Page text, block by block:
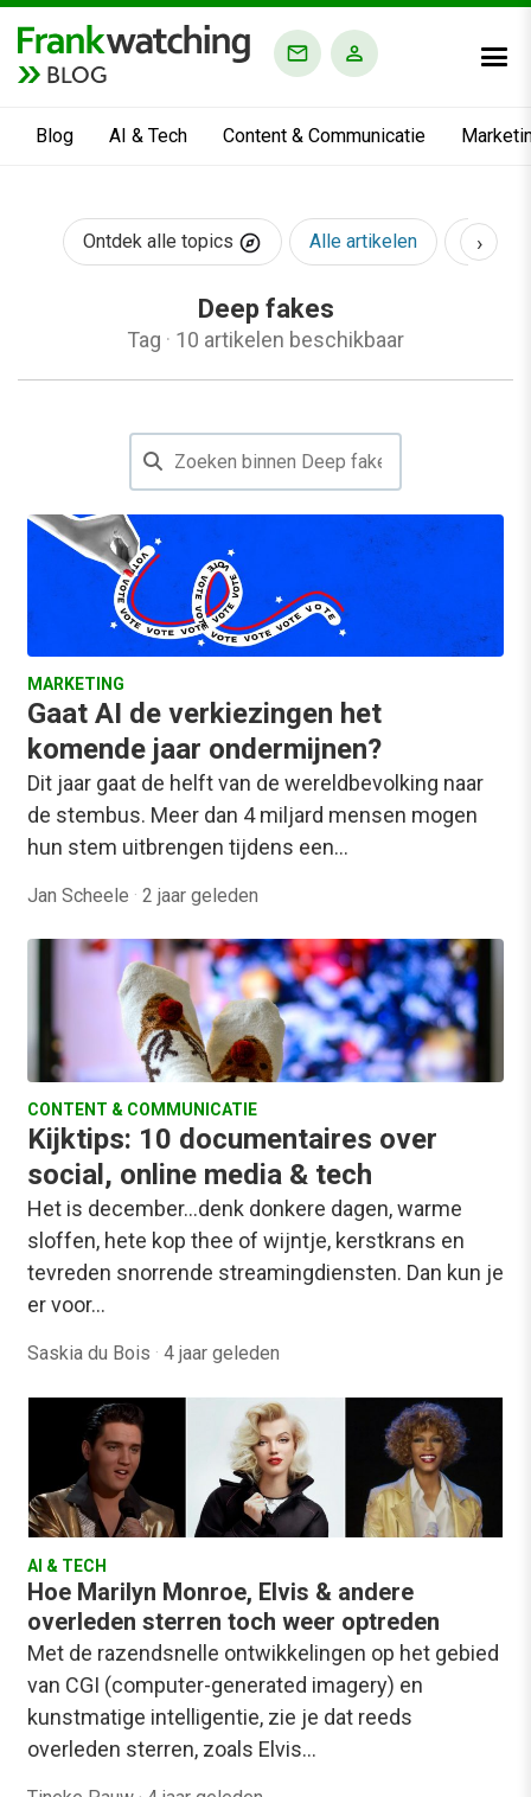
BLOG
Blog AI & Tech Content & Communicatie
Ontdek alle topics Alle artikelen AI &
›
Deep fakes
Tag · 10 artikelen beschikbaar
MARKETING
Gaat AI de verkiezingen het
komende jaar ondermijnen?
Dit jaar gaat de helft van de wereldbevolking naar
de stembus. Meer dan 4 miljard mensen mogen
hun stem uitbrengen tijdens een…
Jan Scheele · 2 jaar geleden
CONTENT & COMMUNICATIE
Kijktips: 10 documentaires over
social, online media & tech
Het is december...denk donkere dagen, warme
sloffen, hete kop thee of wijntje, kerstkrans en
tevreden snorrende streamingdiensten. Dan kun je
er voor…
Saskia du Bois · 4 jaar geleden
AI & TECH
Hoe Marilyn Monroe, Elvis & andere
overleden sterren toch weer optreden
Met de razendsnelle ontwikkelingen op het gebied
van CGI (computer-generated imagery) en
kunstmatige intelligentie, zie je dat reeds
overleden sterren, zoals Elvis…